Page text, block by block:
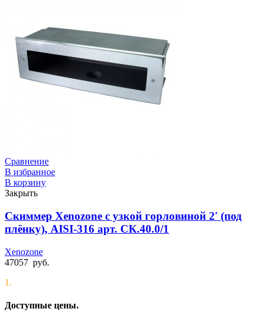
Сравнение
В избранное
В корзину
Закрыть
Скиммер Xenozone с узкой горловиной 2′ (под
плёнку), AISI-316 арт. СК.40.0/1
Xenozone
47057 руб.
1.
Доступные цены.